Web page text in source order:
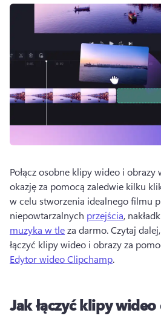
Połącz osobne klipy wideo i
okazję za pomocą zaledwie kilku
w celu stworzenia idealnego filmu
niepowtarzalnych przejścia,
muzyka w tle za darmo. Czytaj
łączyć klipy wideo i obrazy za
Edytor wideo Clipchamp.
Jak łączyć klipy